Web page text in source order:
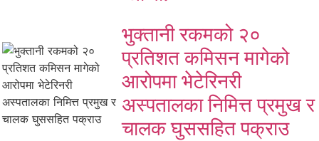
भुक्तानी रकमको २०
प्रतिशत कमिसन मागेको
आरोपमा भेटेरिनरी
अस्पतालका निमित्त प्रमुख र
चालक घुससहित पक्राउ